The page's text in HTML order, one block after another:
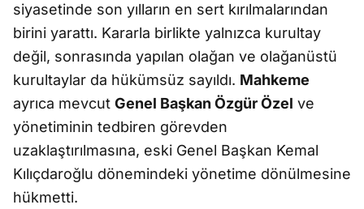
siyasetinde son yılların en sert kırılmalarından
birini yarattı. Kararla birlikte yalnızca kurultay
değil, sonrasında yapılan olağan ve olağanüstü
kurultaylar da hükümsüz sayıldı. Mahkeme
ayrıca mevcut Genel Başkan Özgür Özel ve
yönetiminin tedbiren görevden
uzaklaştırılmasına, eski Genel Başkan Kemal
Kılıçdaroğlu dönemindeki yönetime dönülmesine
hükmetti.